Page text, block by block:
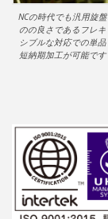
NCの時代でも汎用旋盤
のの良さであるフレキ
シブルな対応での単品
短納期加工が可能です